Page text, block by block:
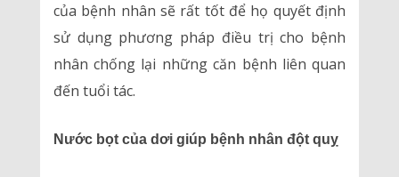
của bệnh nhân sẽ rất tốt để họ quyết định
sử dụng phương pháp điều trị cho bệnh
nhân chống lại những căn bệnh liên quan
đến tuổi tác.
Nước bọt của dơi giúp bệnh nhân đột quỵ